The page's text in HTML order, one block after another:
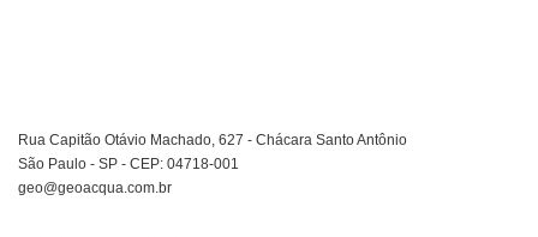
Rua Capitão Otávio Machado, 627 - Chácara Santo Antônio
São Paulo - SP - CEP: 04718-001
geo@geoacqua.com.br